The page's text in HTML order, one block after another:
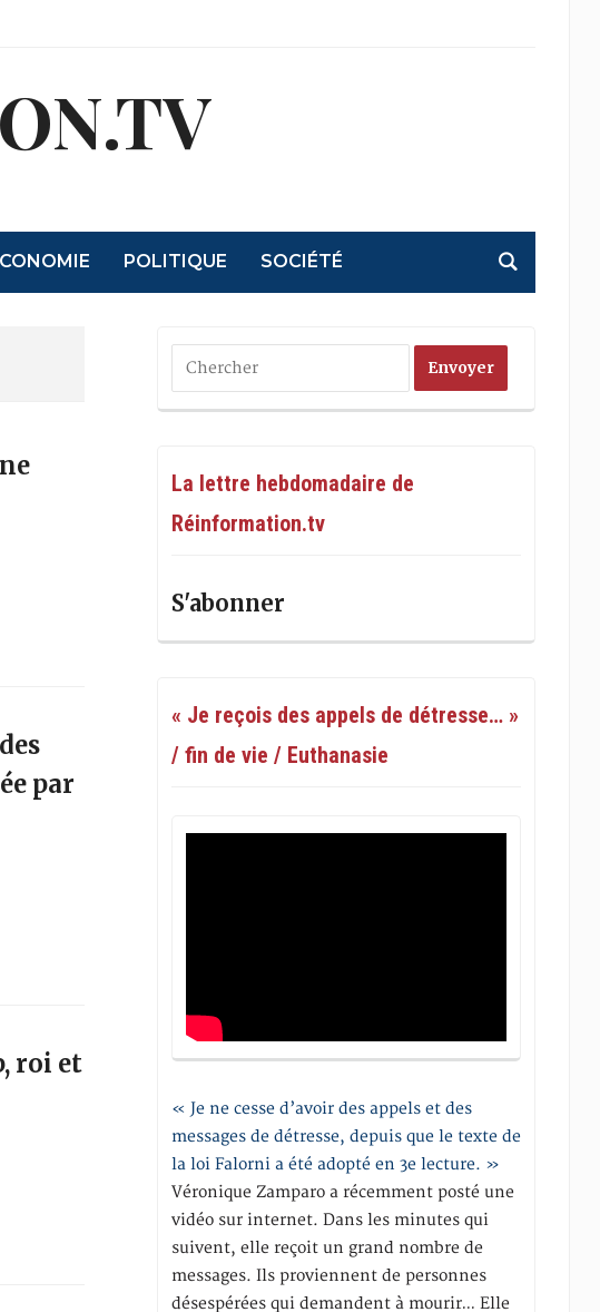
POLITIQUE SOCIÉTÉ
par
roi et
La lettre hebdomadaire de
Réinformation.tv
S'abonner
« Je reçois des appels de détresse… »
/ fin de vie / Euthanasie
« Je ne cesse d’avoir des appels et des
messages de détresse, depuis que le texte de
la loi Falorni a été adopté en 3e lecture. »
Véronique Zamparo a récemment posté une
vidéo sur internet. Dans les minutes qui
suivent, elle reçoit un grand nombre de
messages. Ils proviennent de personnes
désespérées qui demandent à mourir… Elle